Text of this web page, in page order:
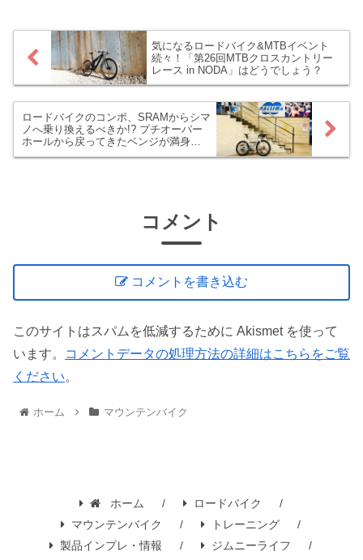
をご覧ください。
気になるロードバイク&MTBイベント
続々！「​第26回MTBクロスカントリー
レース in NODA」はどうでしょう？
ロードバイクのコンポ、SRAMからシマ
ノへ乗り換えるべきか!? プチオーバー
ホールから戻ってきたベンジが満身創
痍／(^o^)＼
コメント
コメントを書き込む
このサイトはスパムを低減するために Akismet を使って
います。
コメントデータの処理方法の詳細はこちらをご覧
ください。
ホーム マウンテンバイク
ホーム
ロードバイク
マウンテンバイク
トレーニング
製品インプレ・情報
ジムニーライフ